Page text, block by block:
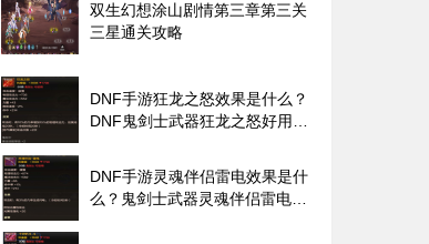
双生幻想涂山剧情第三章第三关
三星通关攻略
DNF手游狂龙之怒效果是什么？
DNF鬼剑士武器狂龙之怒好用
DNF手游灵魂伴侣雷电效果是什
么？鬼剑士武器灵魂伴侣雷电好